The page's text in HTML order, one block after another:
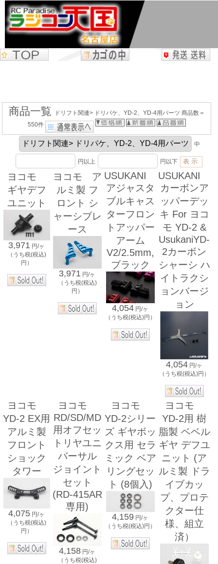
商品一覧
ドリフト関連> ドリパケ、YD-2、YD-4用パーツ 商品数＝
550件
中
円以上 円以下
ヨコモ
ギヤデフ
ユニット
3,971 円/ヶ
（うち税(税込)
円）
ヨコモ ア
ルミ製 フ
ロント シ
ャーシブレ
ース
3,971 円/ヶ
（うち税(税込)
円）
USUKANI
アジャスタ
ブルキャス
ターフロン
トアッパー
アーム
V2/2.5mm,
ブラック
4,054 円/ヶ
（うち税(税込)円）
USUKANI
カーボンア
ッパーデッ
キ For ヨコ
モ YD-2 &
UsukaniYD-
2カーボン
シャーシ ハ
イトラクシ
ョンバージ
ョン
4,054 円/ヶ
（うち税(税込)円）
ヨコモ
YD-2 EX用
アルミ製
フロント
ショック
タワー
4,075 円/ヶ
（うち税(税込)
円）
ヨコモ
RD/SD/MD
用オフセッ
トリヤユニ
バーサル
ジョイント
セット
(RD-415AR
専用)
4,158 円/ヶ
（うち税(税込)
ヨコモ
YD-2シリー
ズ ギヤボッ
クス用 セラ
ミック ベア
リングセッ
ト (8個入)
4,159 円/ヶ
（うち税(税込)円）
ヨコモ
YD-2用 樹
脂製 ベベル
ギヤ デフユ
ニット (ア
ルミ製 ドラ
イブカッ
プ、プロテ
クター仕
様、組立
済）